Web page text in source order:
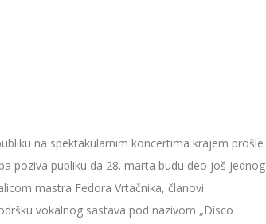
na spektakularnim koncertima krajem prošle
poziva publiku da 28. marta budu deo još jednog
mastra Fedora Vrtačnika, članovi
vokalnog sastava pod nazivom „Disco